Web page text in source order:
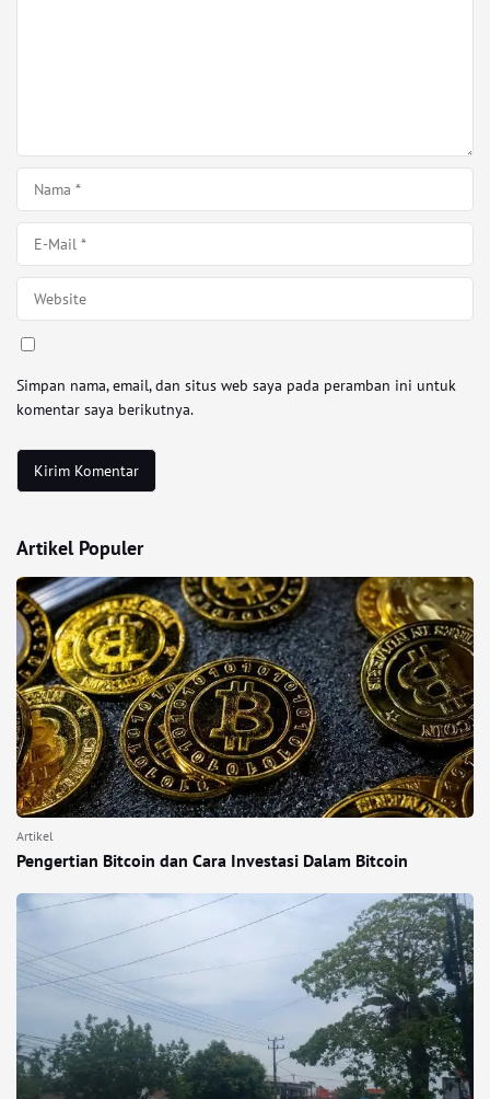
Simpan nama, email, dan situs web saya pada peramban ini untuk
komentar saya berikutnya.
Artikel Populer
Artikel
Pengertian Bitcoin dan Cara Investasi Dalam Bitcoin